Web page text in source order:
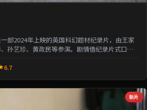
一部2024年上映的英国科幻题材纪录片，由王家
孙艺珍、黄政民等参演。剧情借纪录片式口吻
6.7
新片